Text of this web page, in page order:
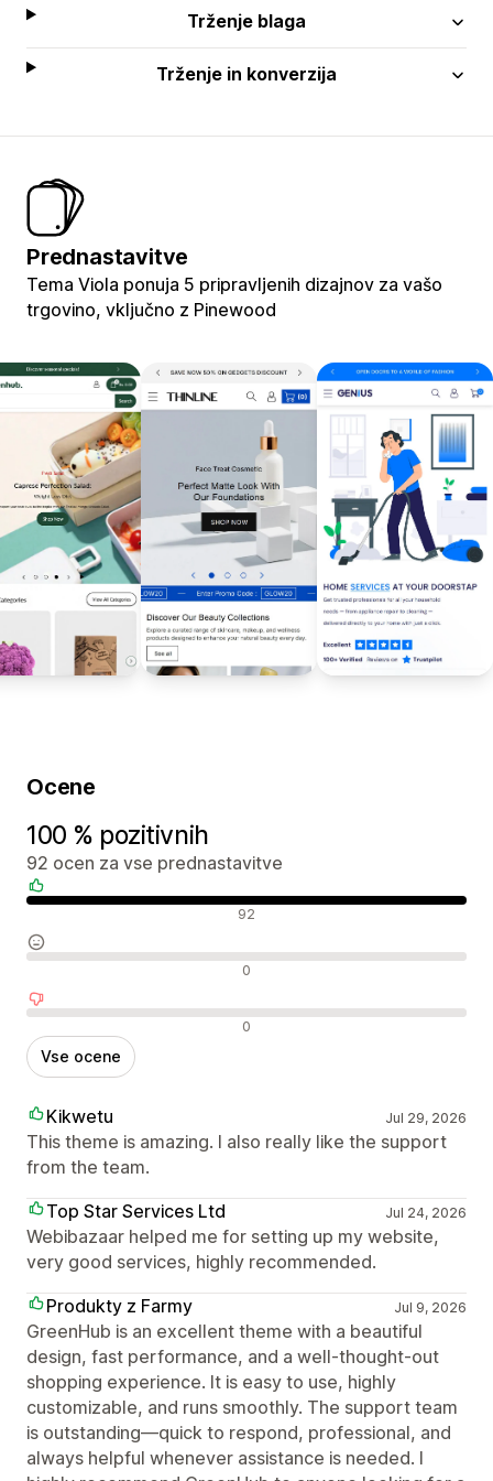
Trženje blaga
Trženje in konverzija
Prednastavitve
Tema Viola ponuja 5 pripravljenih dizajnov za vašo
trgovino, vključno z Pinewood
Ocene
100 % pozitivnih
92 ocen za vse prednastavitve
92
0
0
Vse ocene
Kikwetu Jul 29, 2026
This theme is amazing. I also really like the support
from the team.
Top Star Services Ltd
Jul 24, 2026
Webibazaar helped me for setting up my website,
very good services, highly recommended.
Produkty z Farmy
Jul 9, 2026
GreenHub is an excellent theme with a beautiful
design, fast performance, and a well-thought-out
shopping experience. It is easy to use, highly
customizable, and runs smoothly. The support team
is outstanding—quick to respond, professional, and
always helpful whenever assistance is needed. I